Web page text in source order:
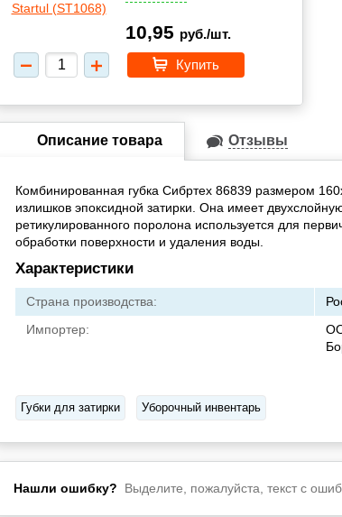
10,95 руб./шт.
Купить
Описание товара Отзывы
Комбинированная губка Сибртех 86839 размером
излишков эпоксидной затирки. Она имеет
ретикулированного поролона используется для
обработки поверхности и удаления воды.
Характеристики
Страна производства:
Импортер:
Губки для затирки Уборочный инвентарь
Нашли ошибку? Выделите, пожалуйста, текст с